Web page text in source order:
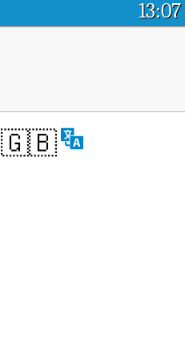
13:07
🇬🇧